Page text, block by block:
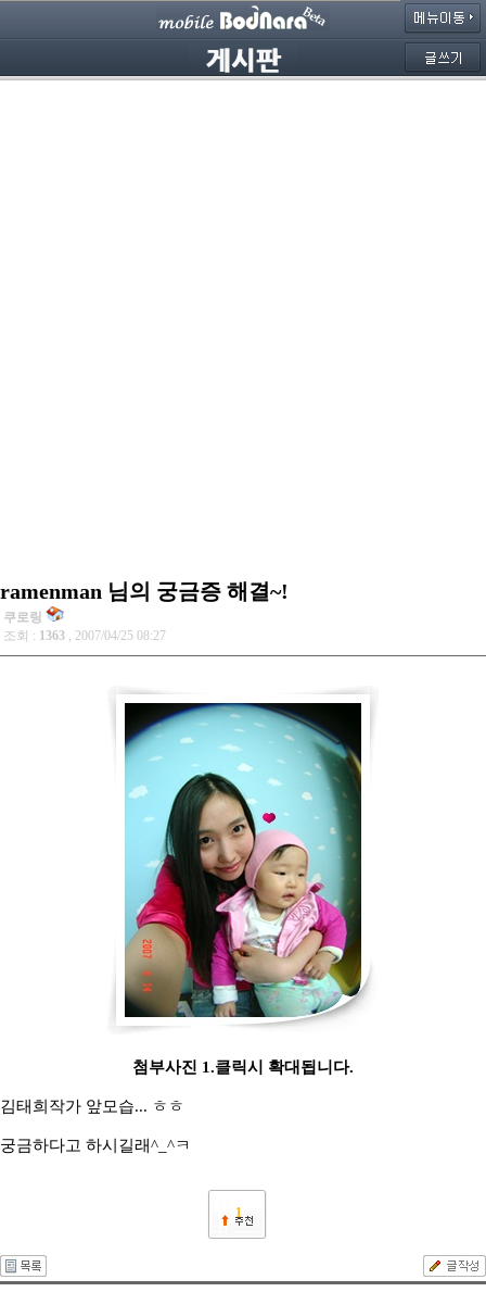
ramenman 님의 궁금증 해결~!
쿠로링
조회 : 1363 , 2007/04/25 08:27
첨부사진 1.클릭시 확대됩니다.
김태희작가 앞모습... ㅎㅎ
궁금하다고 하시길래^_^ㅋ
1